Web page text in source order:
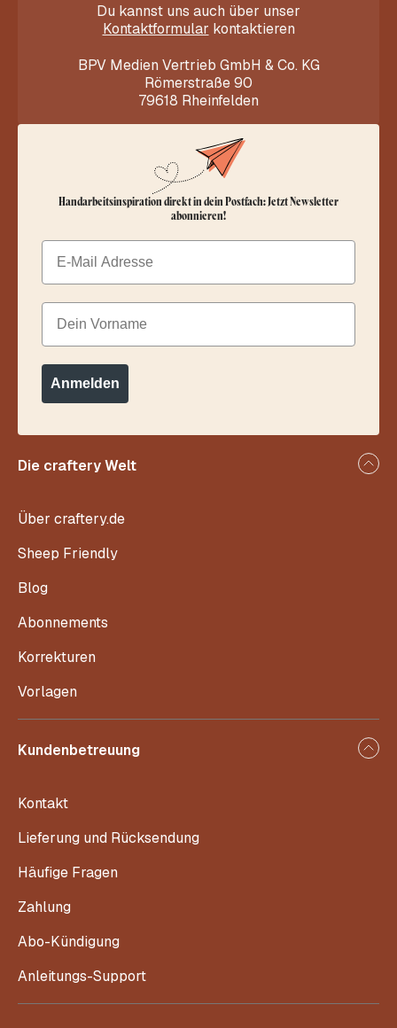
Du kannst uns auch über unser
Kontaktformular kontaktieren
BPV Medien Vertrieb GmbH & Co. KG
Römerstraße 90
79618 Rheinfelden
Die craftery Welt
Über craftery.de
Sheep Friendly
Blog
Abonnements
Korrekturen
Vorlagen
Kundenbetreuung
Kontakt
Lieferung und Rücksendung
Häufige Fragen
Zahlung
Abo-Kündigung
Anleitungs-Support
Handarbeitsinspiration direkt in dein Postfach: Jetzt Newsletter
abonnieren!
Email
Dein Vorname
Anmelden